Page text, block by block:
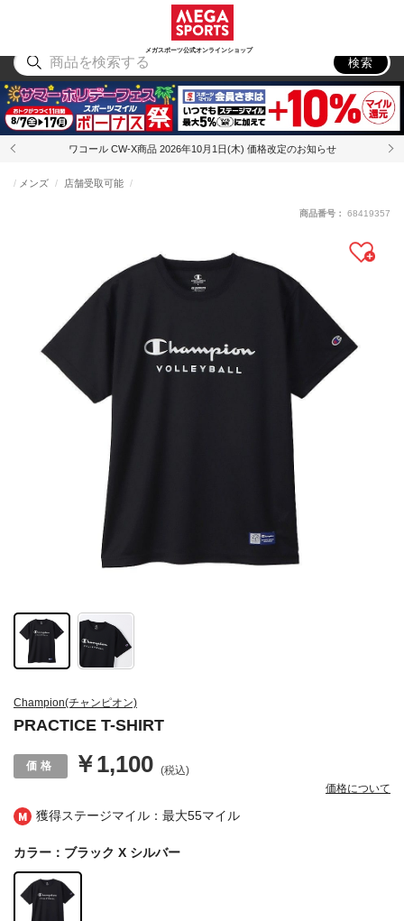
メガスポーツ公式オンラインショップ
アウトドア
検索
ワコール CW-X商品 2026年10月1日(木) 価格改定のお知らせ
獲得ステージマイル：最大55マイル
Champion(チャンピオン)
PRACTICE T-SHIRT
メンズ 店舗受取可能
￥1,100 (税込)
価格について
商品番号： 68419357
カラー：ブラック X シルバー